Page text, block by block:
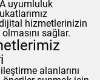
uyumluluk
hizmetlerinizin
sağlar.
alanlarını